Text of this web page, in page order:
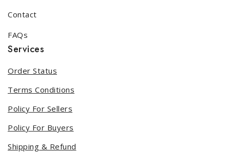
Contact
FAQs
Services
Order Status
Terms Conditions
Policy For Sellers
Policy For Buyers
Shipping & Refund